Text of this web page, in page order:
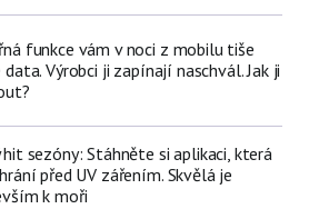
funkce vám v noci z mobilu tiše
data. Výrobci ji zapínají naschvál. Jak ji
hit sezóny: Stáhněte si aplikaci, která
před UV zářením. Skvělá je
k moři